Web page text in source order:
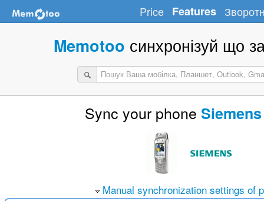
Price Features
Memotoo синхронізуй що
Sync your phone
Manual synchronization settings of